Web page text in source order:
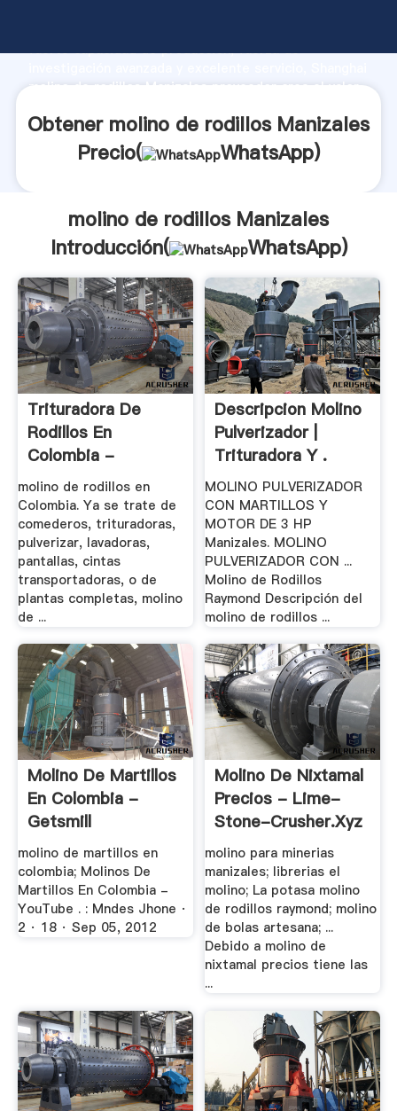
fuerte capacidad de producción, fuerza de
molino de rodillos Manizales proveedor crea el valor
Obtener molino de rodillos Manizales
Precio(
WhatsApp)
molino de rodillos Manizales
Introducción(
WhatsApp)
Trituradora De
Rodillos En
Colombia -
Bertkelly
molino de rodillos en
Colombia. Ya se trate de
comederos, trituradoras,
pulverizar, lavadoras,
pantallas, cintas
transportadoras, o de
plantas completas, molino
de ...
Descripcion Molino
Pulverizador |
Trituradora Y .
MOLINO PULVERIZADOR
CON MARTILLOS Y
MOTOR DE 3 HP
Manizales. MOLINO
PULVERIZADOR CON ...
Molino de Rodillos
Raymond Descripción del
molino de rodillos ...
Molino De Martillos
En Colombia -
Getsmill
molino de martillos en
colombia; Molinos De
Martillos En Colombia -
YouTube . : Mndes Jhone ·
2 · 18 · Sep 05, 2012
Molino De Nixtamal
Precios - Lime-
Stone-Crusher.xyz
molino para minerias
manizales; librerias el
molino; La potasa molino
de rodillos raymond; molino
de bolas artesana; ...
Debido a molino de
nixtamal precios tiene las
...